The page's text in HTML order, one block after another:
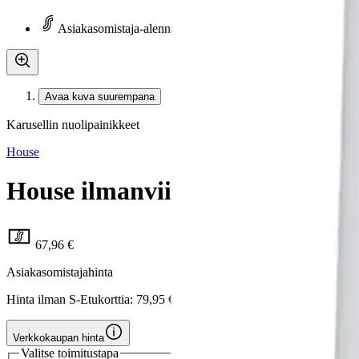
Asiakasomistaja-alennus
Avaa kuva suurempana
Karusellin nuolipainikkeet
House
House ilmanviilentäjä
67,96 €
Asiakasomistajahinta
Hinta ilman S-Etukorttia: 79,95 €
Verkkokaupan hinta
Valitse toimitustapa